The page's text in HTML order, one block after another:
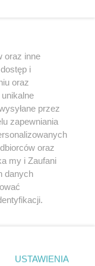
Praca Łódź
oraz inne
i
oraz
przez
zapewniania
oraz
my i Zaufani
danych
prywatności
USTAWIENIA